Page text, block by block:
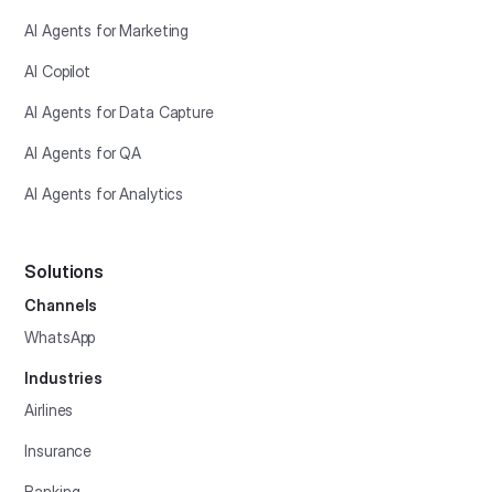
AI Agents for Marketing
AI Copilot
AI Agents for Data Capture
AI Agents for QA
AI Agents for Analytics
Solutions
Channels
WhatsApp
Industries
Airlines
Insurance